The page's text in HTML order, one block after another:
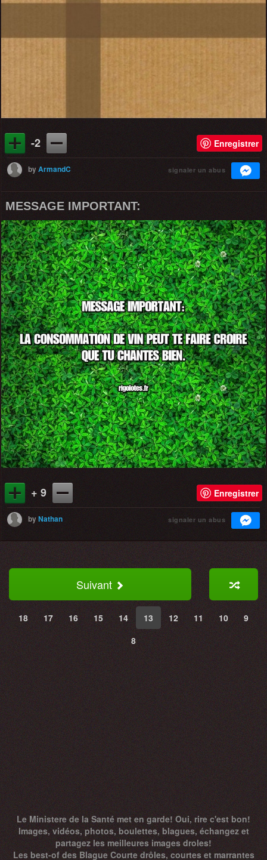
-2 Enregistrer
byArmandC signaler un abus
MESSAGE IMPORTANT:
+ 9 Enregistrer
byNathan signaler un abus
Suivant
18 17 16 15 14 13 12 11 10
9
8
Le Ministere de la Santé met en garde! Oui, rire c'est bon!
Images, vidéos, photos, boulettes, blagues, échangez et
partagez les meilleures images droles!
Les best-of des Blague Courte drôles, courtes et marrantes